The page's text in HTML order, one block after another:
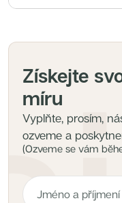
Získejte
míru
Vyplňte, prosím,
ozveme a
(Ozveme se vám